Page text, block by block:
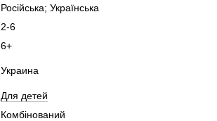
Російська; Українська
2-6
6+
Украина
Для детей
Комбінований